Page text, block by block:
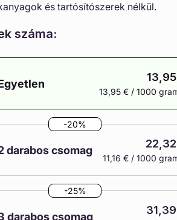
és tartósítószerek nélkül.
száma:
13,95 € / 1000
darabos csomag
11,16 € / 1000
-20%
darabos csomag
-25%